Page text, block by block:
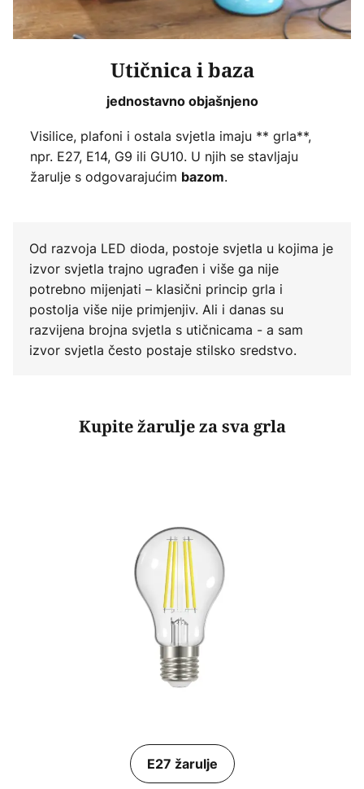
Utičnica i baza
jednostavno objašnjeno
Visilice, plafoni i ostala svjetla imaju ** grla**,
npr. E27, E14, G9 ili GU10. U njih se stavljaju
žarulje s odgovarajućim bazom.
Od razvoja LED dioda, postoje svjetla u kojima je
izvor svjetla trajno ugrađen i više ga nije
potrebno mijenjati – klasični princip grla i
postolja više nije primjenjiv. Ali i danas su
razvijena brojna svjetla s utičnicama - a sam
izvor svjetla često postaje stilsko sredstvo.
Kupite žarulje za sva grla
E27 žarulje